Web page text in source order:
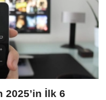
2025’in İlk 6